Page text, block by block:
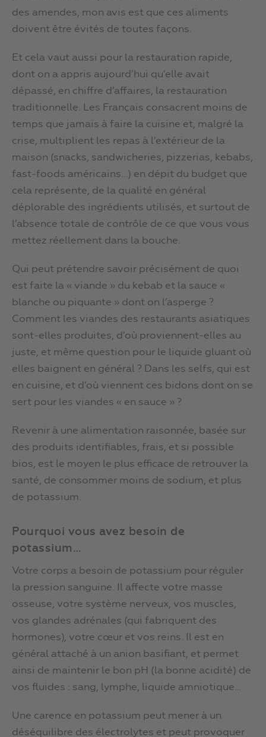
des amendes, mon avis est que ces aliments
doivent être évités de toutes façons.
Et cela vaut aussi pour la restauration rapide,
dont on a appris aujourd’hui qu’elle avait
dépassé, en chiffre d’affaires, la restauration
traditionnelle. Les Français consacrent moins de
temps que jamais à faire la cuisine et, malgré la
crise, multiplient les repas à l’extérieur de la
maison (snacks, sandwicheries, pizzerias, kebabs,
fast-foods américains…) en dépit du budget que
cela représente, de la qualité en général
déplorable des ingrédients utilisés, et surtout de
l’absence totale de contrôle de ce que vous vous
mettez réellement dans la bouche.
Qui peut prétendre savoir précisément de quoi
est faite la « viande » du kebab et la sauce «
blanche ou piquante » dont on l’asperge ?
Comment les viandes des restaurants asiatiques
sont-elles produites, d’où proviennent-elles au
juste, et même question pour le liquide gluant où
elles baignent en général ? Dans les selfs, qui est
en cuisine, et d’où viennent ces bidons dont on se
sert pour les viandes « en sauce » ?
Revenir à une alimentation raisonnée, basée sur
des produits identifiables, frais, et si possible
bios, est le moyen le plus efficace de retrouver la
santé, de consommer moins de sodium, et plus
de potassium.
Pourquoi vous avez besoin de
potassium…
Votre corps a besoin de potassium pour réguler
la pression sanguine. Il affecte votre masse
osseuse, votre système nerveux, vos muscles,
vos glandes adrénales (qui fabriquent des
hormones), votre cœur et vos reins. Il est en
général attaché à un anion basifiant, et permet
ainsi de maintenir le bon pH (la bonne acidité) de
vos fluides : sang, lymphe, liquide amniotique…
Une carence en potassium peut mener à un
déséquilibre des électrolytes et peut provoquer